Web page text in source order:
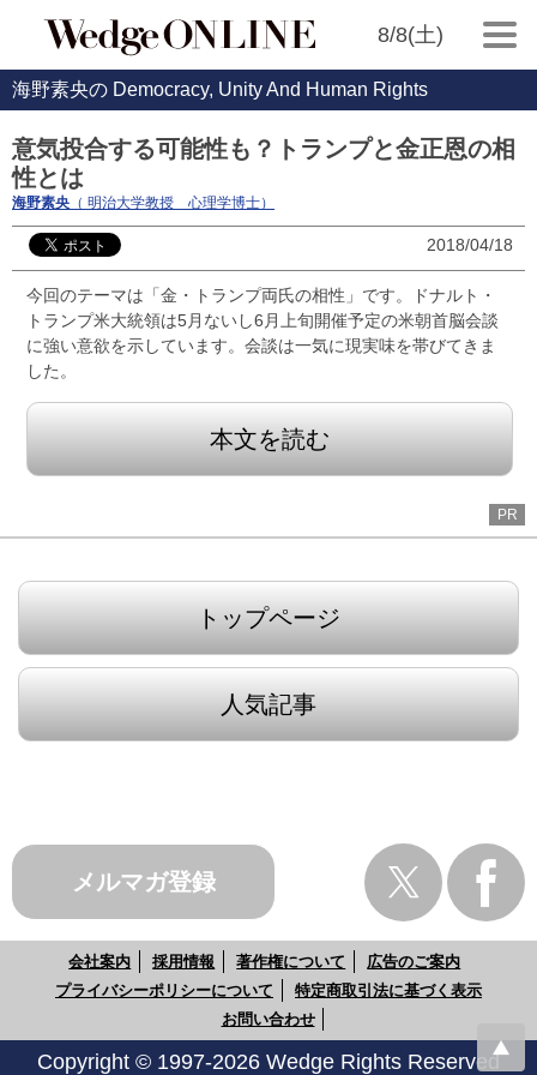
8/8(土)
海野素央の Democracy, Unity And Human Rights
意気投合する可能性も？トランプと金正恩の相
性とは
海野素央 （ 明治大学教授 心理学博士）
2018/04/18
今回のテーマは「金・トランプ両氏の相性」です。ドナルト・
トランプ米大統領は5月ないし6月上旬開催予定の米朝首脳会談
に強い意欲を示しています。会談は一気に現実味を帯びてきま
した。
本文を読む
PR
トップページ
人気記事
メルマガ登録
会社案内 採用情報 著作権について
広告のご案内
プライバシーポリシーについて
特定商取引法に基づく表示
お問い合わせ
Copyright © 1997-2026 Wedge Rights Reserved